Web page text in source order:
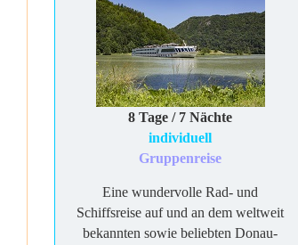
8 Tage / 7 Nächte
individuell
Gruppenreise
Eine wundervolle Rad- und
Schiffsreise auf und an dem weltweit
bekannten sowie beliebten Donau-